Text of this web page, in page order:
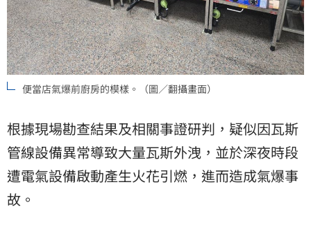
便當店氣爆前廚房的模樣。（圖／翻攝畫面）
根據現場勘查結果及相關事證研判，疑似因瓦斯
管線設備異常導致大量瓦斯外洩，並於深夜時段
遭電氣設備啟動產生火花引燃，進而造成氣爆事
故。